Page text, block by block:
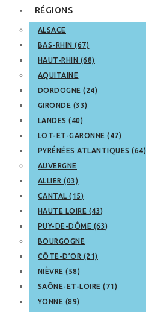
RÉGIONS
ALSACE
BAS-RHIN (67)
HAUT-RHIN (68)
AQUITAINE
DORDOGNE (24)
GIRONDE (33)
LANDES (40)
LOT-ET-GARONNE (47)
PYRÉNÉES ATLANTIQUES (64)
AUVERGNE
ALLIER (03)
CANTAL (15)
HAUTE LOIRE (43)
PUY-DE-DÔME (63)
BOURGOGNE
CÔTE-D’OR (21)
NIÈVRE (58)
SAÔNE-ET-LOIRE (71)
YONNE (89)